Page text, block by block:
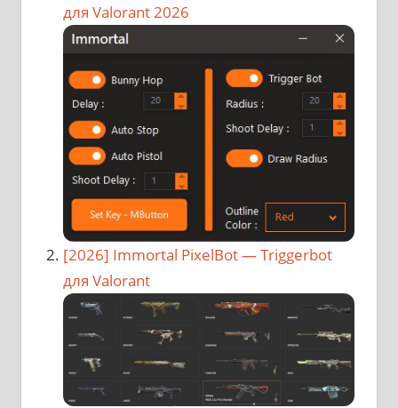
для Valorant 2026
[2026] Immortal PixelBot — Triggerbot
для Valorant